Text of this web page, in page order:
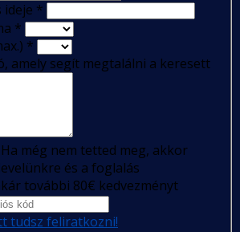
ideje *
*
*
amely segít megtalálni a keresett
még nem tetted meg, akkor
és a foglalás
további 80€ kedvezményt
tudsz feliratkozni!